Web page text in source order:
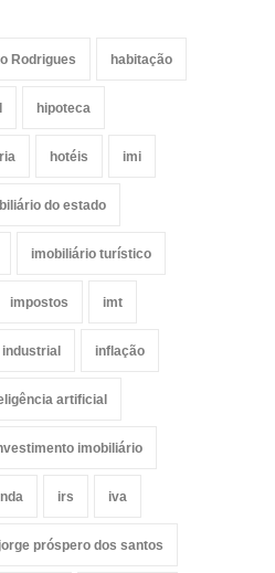
Rodrigues habitação
hipoteca
hotéis imi
do estado
imobiliário turístico
impostos imt
industrial inflação
artificial
imobiliário
irs iva
jorge próspero dos santos